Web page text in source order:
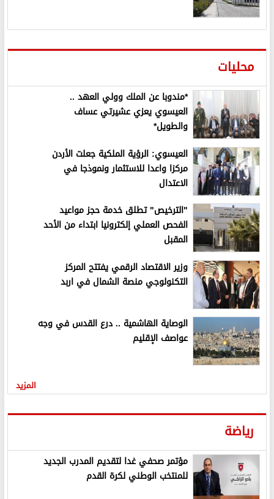
محليات
*مندوبا عن الملك وولي العهد ..
العيسوي يعزي عشيرتي عساف
والطويل*
العيسوي: الرؤية الملكية جعلت الأردن
مركزا واعدا للاستثمار ونموذجا في
الاعتدال
"الترخيص" تطلق خدمة حجز مواعيد
الفحص العملي إلكترونيا ابتداء من الأحد
المقبل
وزير الاقتصاد الرقمي يفتتح المركز
التكنولوجي منصة الشمال في اربد
الوصاية الهاشمية .. درع القدس في وجه
عواصف الإقليم
المزيد
رياضة
مؤتمر صحفي غدا لتقديم المدرب الجديد
للمنتخب الوطني لكرة القدم